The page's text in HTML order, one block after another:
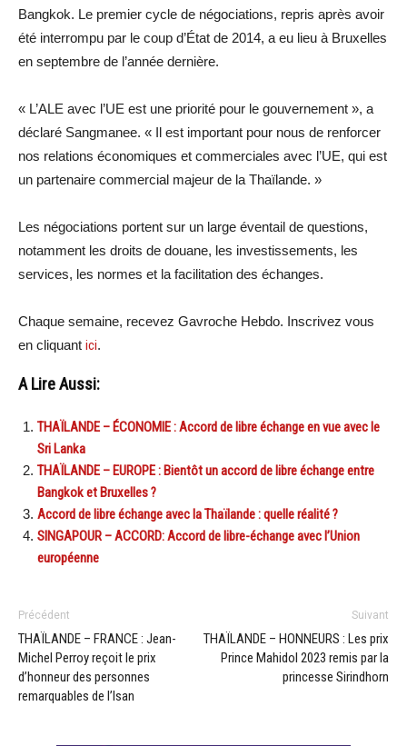
Bangkok. Le premier cycle de négociations, repris après avoir
été interrompu par le coup d’État de 2014, a eu lieu à Bruxelles
en septembre de l’année dernière.
« L’ALE avec l’UE est une priorité pour le gouvernement », a
déclaré Sangmanee. « Il est important pour nous de renforcer
nos relations économiques et commerciales avec l’UE, qui est
un partenaire commercial majeur de la Thaïlande. »
Les négociations portent sur un large éventail de questions,
notamment les droits de douane, les investissements, les
services, les normes et la facilitation des échanges.
Chaque semaine, recevez Gavroche Hebdo. Inscrivez vous
en cliquant ici.
A Lire Aussi:
THAÏLANDE – ÉCONOMIE : Accord de libre échange en vue avec le
Sri Lanka
THAÏLANDE – EUROPE : Bientôt un accord de libre échange entre
Bangkok et Bruxelles ?
Accord de libre échange avec la Thaïlande : quelle réalité ?
SINGAPOUR – ACCORD: Accord de libre-échange avec l’Union
européenne
Précédent
THAÏLANDE – FRANCE : Jean-
Michel Perroy reçoit le prix
d’honneur des personnes
remarquables de l’Isan
Suivant
THAÏLANDE – HONNEURS : Les prix
Prince Mahidol 2023 remis par la
princesse Sirindhorn